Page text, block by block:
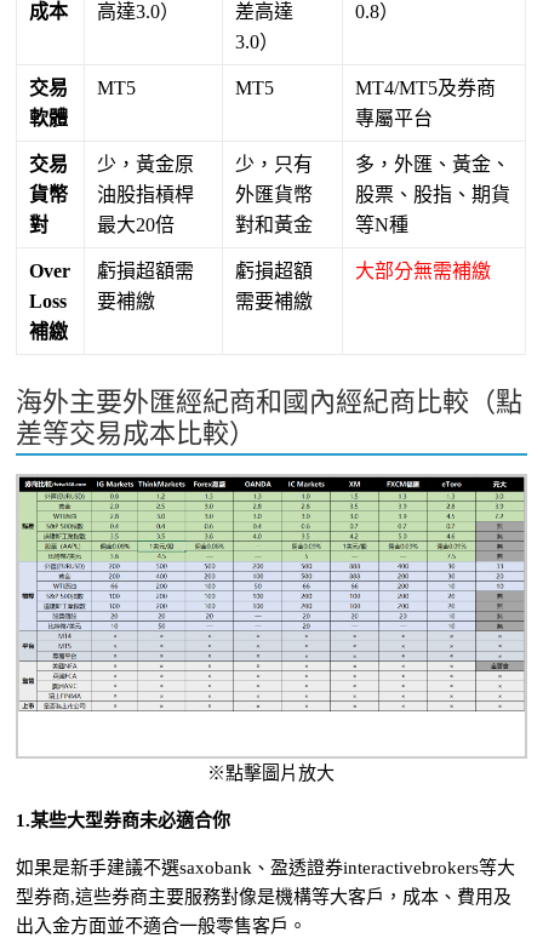
成本
高達3.0）
差高達
3.0）
0.8）
交易
軟體
MT5 MT5
MT4/MT5及券商
專屬平台
交易
貨幣
對
少，黃金原
油股指槓桿
最大20倍
少，只有
外匯貨幣
對和黃金
多，外匯、黃金、
股票、股指、期貨
等N種
Over
Loss
補繳
虧損超額需
要補繳
虧損超額
需要補繳
大部分無需補繳
海外主要外匯經紀商和國內經紀商比較（點
差等交易成本比較）
※點擊圖片放大
1.某些大型券商未必適合你
如果是新手建議不選saxobank、盈透證券interactivebrokers等大
型券商,這些券商主要服務對像是機構等大客戶，成本、費用及
出入金方面並不適合一般零售客戶。